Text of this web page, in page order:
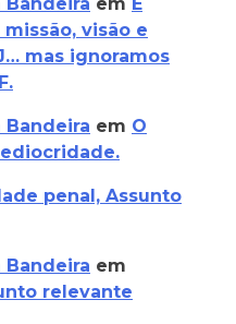
visão e
mas ignoramos
Bandeira em O
penal, Assunto
Bandeira em
relevante